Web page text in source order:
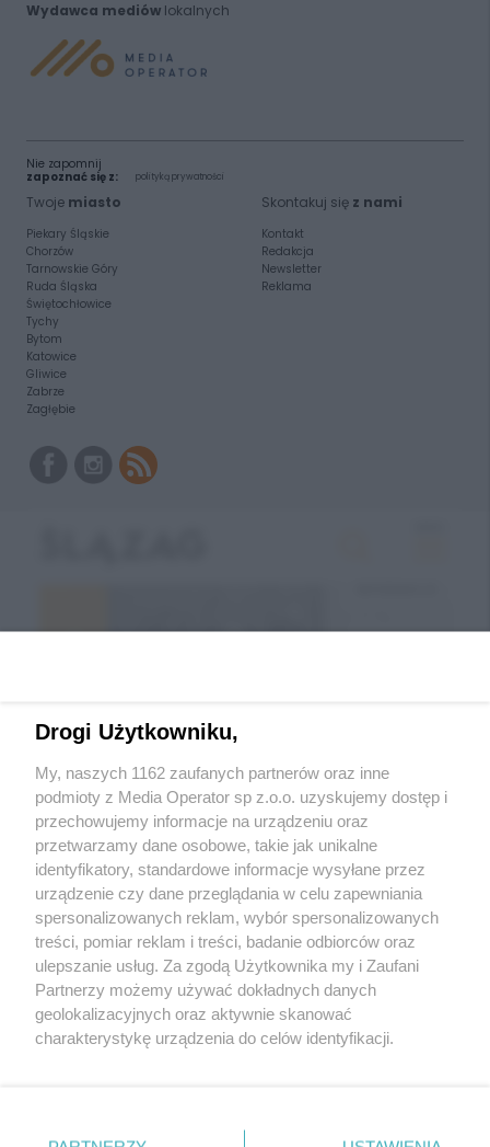
Wydawca mediówlokalnych
Nie zapomnij
zapoznać się z:
polityką prywatności
Twoje miasto
Piekary Śląskie
Chorzów
Tarnowskie Góry
Ruda Śląska
Świętochłowice
Tychy
Bytom
Katowice
Gliwice
Zabrze
Zagłębie
Skontakuj się z nami
Kontakt
Redakcja
Newsletter
Reklama
Wróć do strony głównej
ślązag.pl
0%
Drogi Użytkowniku,
My, naszych 1162 zaufanych partnerów oraz inne
podmioty z Media Operator sp z.o.o. uzyskujemy dostęp i
przechowujemy informacje na urządzeniu oraz
przetwarzamy dane osobowe, takie jak unikalne
identyfikatory, standardowe informacje wysyłane przez
urządzenie czy dane przeglądania w celu zapewniania
spersonalizowanych reklam, wybór spersonalizowanych
treści, pomiar reklam i treści, badanie odbiorców oraz
ulepszanie usług. Za zgodą Użytkownika my i Zaufani
Partnerzy możemy używać dokładnych danych
geolokalizacyjnych oraz aktywnie skanować
charakterystykę urządzenia do celów identyfikacji.
zmienić/wycofać klikając przycisk ustawień prywatności